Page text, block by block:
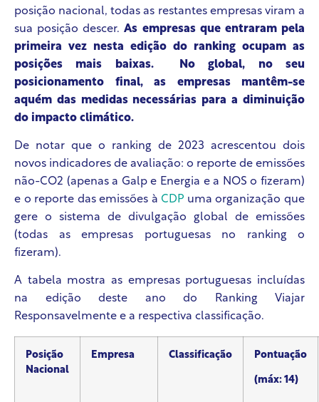
posição nacional, todas as restantes empresas viram a
sua posição descer.As empresas que entraram pela
primeira vez nesta edição do ranking ocupam as
posições mais baixas. No global, no seu
posicionamento final, as empresas mantêm-se
aquém das medidas necessárias para a diminuição
do impacto climático.
De notar que o ranking de 2023 acrescentou dois
novos indicadores de avaliação: o reporte de emissões
não-CO2 (apenas a Galp e Energia e a NOS o fizeram)
e o reporte das emissões à CDP uma organização que
gere o sistema de divulgação global de emissões
(todas as empresas portuguesas no ranking o
fizeram).
A tabela mostra as empresas portuguesas incluídas
na edição deste ano do Ranking Viajar
Responsavelmente e a respectiva classificação.
Posição
Nacional
Empresa Classificação Pontuação
(máx: 14)